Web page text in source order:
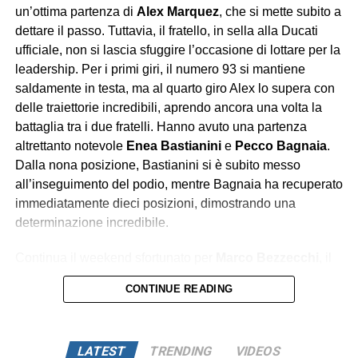
su un altro pianeta, mentre Ferrari e McLaren si
contendono soltanto le briciole di un dominio che sembra
destinato a durare.
un’ottima partenza di Alex Marquez, che si mette subito a
dettare il passo. Tuttavia, il fratello, in sella alla Ducati
ufficiale, non si lascia sfuggire l’occasione di lottare per la
leadership. Per i primi giri, il numero 93 si mantiene
saldamente in testa, ma al quarto giro Alex lo supera con
delle traiettorie incredibili, aprendo ancora una volta la
battaglia tra i due fratelli. Hanno avuto una partenza
altrettanto notevole Enea Bastianinie Pecco Bagnaia.
Dalla nona posizione, Bastianini si è subito messo
all’inseguimento del podio, mentre Bagnaia ha recuperato
immediatamente dieci posizioni, dimostrando una
determinazione incredibile.
quale a causa di un contatto conFranco Morbidelli
caduto, finendo a terra anche Fabio Di Giannantonio
CONTINUE READING
LATEST TRENDING VIDEOS